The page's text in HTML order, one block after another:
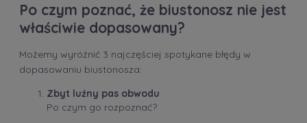
Po czym poznać, że biustonosz nie jest
właściwie dopasowany?
Możemy wyróżnić 3 najczęściej spotykane błędy w
dopasowaniu biustonosza:
Zbyt luźny pas obwodu
Po czym go rozpoznać?